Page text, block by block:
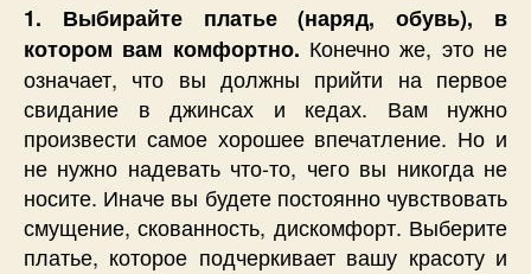
1. Выбирайте платье (наряд, обувь), в
котором вам комфортно. Конечно же, это не
означает, что вы должны прийти на первое
свидание в джинсах и кедах. Вам нужно
произвести самое хорошее впечатление. Но и
не нужно надевать что-то, чего вы никогда не
носите. Иначе вы будете постоянно чувствовать
смущение, скованность, дискомфорт. Выберите
платье, которое подчеркивает вашу красоту и